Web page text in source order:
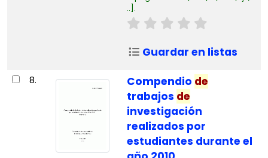
.. .
Guardar en listas
8. Compendio de
trabajos de
investigación
realizados por
estudiantes durante el